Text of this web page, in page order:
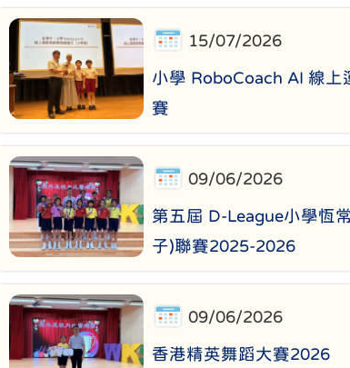
15/07/2026
小學 RoboCoach AI 線上
賽
09/06/2026
第五屆 D-League小學恆
子)聯賽2025-2026
09/06/2026
香港精英舞蹈大賽2026